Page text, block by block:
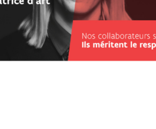
"Les sociétés de transports